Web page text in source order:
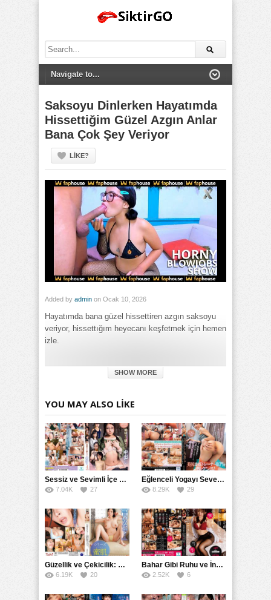
Search
for:
Saksoyu Dinlerken Hayatımda
Hissettiğim Güzel Azgın Anlar
Bana Çok Şey Veriyor
LIKE?
Added by admin on Ocak 10, 2026
Hayatımda bana güzel hissettiren azgın saksoyu
veriyor, hissettığım heyecanı keşfetmek için hemen
izle.
Bana Çok Şey Veriyor izle,Saksoyu Dinlerken Hayatımda
Hissettiğim Güzel Azgın Anlar Bana Çok Şey Veriyor porno
izle,Saksoyu Dinlerken Hayatımda Hissettiğim Güzel Azgın
Anlar Bana Çok Şey Veriyor türkçe altyazılı izle
SHOW MORE
YOU MAY ALSO LIKE
Sessiz ve Sevimli İçe Dönükler İçin Kremalı Pastalar: 后藤えmi ve KTRA’nın Özel Tarifesi
7.04K 27
Eğlenceli Yogayı Seven Bir Kadınla Seks Deneyimi
8.29K 29
Güzellik ve Çekicilik: Bir İşyeri Kadininin Hikayesi
6.19K 20
Bahar Gibi Ruhu ve İncelikle Doldurmak
2.52K 6